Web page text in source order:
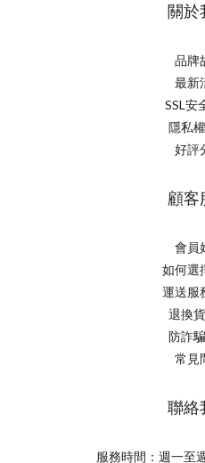
關於
品牌
最新
SSL安
隱私
好評
顧客
會員
如何選
運送服
退換
防詐
常見
聯絡
服務時間：週一至